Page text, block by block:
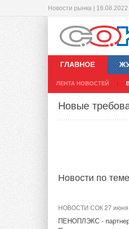
Новости рынка |
ГЛАВНОЕ
ЛЕНТА НОВОСТЕЙ
Новые
Новости по
НОВОСТИ СОК 27 июня
ПЕНОПЛЭКС -
AquaHeat,
удобства
Новости по
Новое видео уже на
канале PRO AQUA